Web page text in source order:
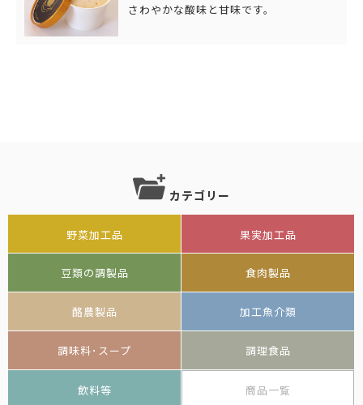
さわやかな酸味と甘味です。
カテゴリー
野菜加工品 果実加工品
豆類の調製品 食肉製品
酪農製品 加工魚介類
調味料･スープ 調理食品
飲料等 商品一覧